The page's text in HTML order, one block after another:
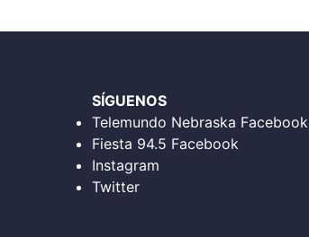
SÍGUENOS
Telemundo Nebraska Facebook
Fiesta 94.5 Facebook
Instagram
Twitter